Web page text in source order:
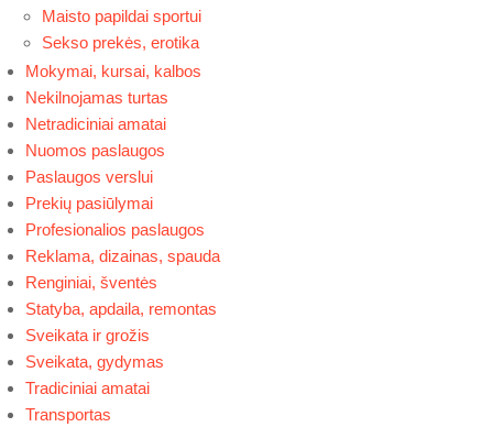
Maisto papildai sportui
Sekso prekės, erotika
Mokymai, kursai, kalbos
Nekilnojamas turtas
Netradiciniai amatai
Nuomos paslaugos
Paslaugos verslui
Prekių pasiūlymai
Profesionalios paslaugos
Reklama, dizainas, spauda
Renginiai, šventės
Statyba, apdaila, remontas
Sveikata ir grožis
Sveikata, gydymas
Tradiciniai amatai
Transportas